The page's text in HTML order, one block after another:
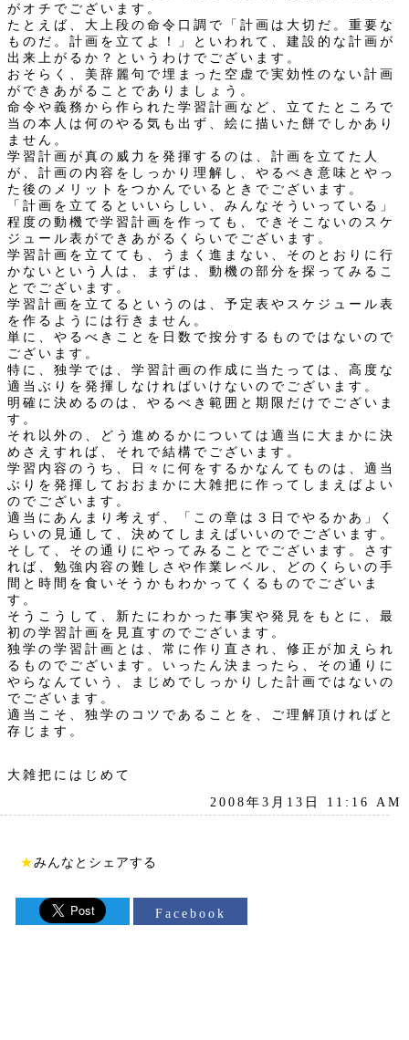
がオチでございます。
たとえば、大上段の命令口調で「計画は大切だ。重要な
ものだ。計画を立てよ！」といわれて、建設的な計画が
出来上がるか？というわけでございます。
おそらく、美辞麗句で埋まった空虚で実効性のない計画
ができあがることでありましょう。
命令や義務から作られた学習計画など、立てたところで
当の本人は何のやる気も出ず、絵に描いた餅でしかあり
ません。
学習計画が真の威力を発揮するのは、計画を立てた人
が、計画の内容をしっかり理解し、やるべき意味とやっ
た後のメリットをつかんでいるときでございます。
「計画を立てるといいらしい、みんなそういっている」
程度の動機で学習計画を作っても、できそこないのスケ
ジュール表ができあがるくらいでございます。
学習計画を立てても、うまく進まない、そのとおりに行
かないという人は、まずは、動機の部分を探ってみるこ
とでございます。
学習計画を立てるというのは、予定表やスケジュール表
を作るようには行きません。
単に、やるべきことを日数で按分するものではないので
ございます。
特に、独学では、学習計画の作成に当たっては、高度な
適当ぶりを発揮しなければいけないのでございます。
明確に決めるのは、やるべき範囲と期限だけでございま
す。
それ以外の、どう進めるかについては適当に大まかに決
めさえすれば、それで結構でございます。
学習内容のうち、日々に何をするかなんてものは、適当
ぶりを発揮しておおまかに大雑把に作ってしまえばよい
のでございます。
適当にあんまり考えず、「この章は３日でやるかあ」く
らいの見通して、決めてしまえばいいのでございます。
そして、その通りにやってみることでございます。さす
れば、勉強内容の難しさや作業レベル、どのくらいの手
間と時間を食いそうかもわかってくるものでございま
す。
そうこうして、新たにわかった事実や発見をもとに、最
初の学習計画を見直すのでございます。
独学の学習計画とは、常に作り直され、修正が加えられ
るものでございます。いったん決まったら、その通りに
やらなんていう、まじめでしっかりした計画ではないの
でございます。
適当こそ、独学のコツであることを、ご理解頂ければと
存じます。
大雑把にはじめて
2008年3月13日 11:16 AM
★みんなとシェアする
Facebook